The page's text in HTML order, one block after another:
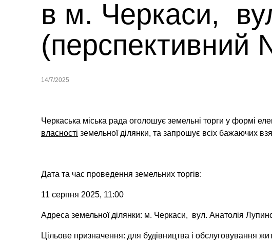
в м. Черкаси,
(перспективний
14/7/2025
Черкаська міська рада оголошує земельні торги у формі
власності земельної ділянки, та запрошує всіх бажаючих
Дата та час проведення земельних торгів:
11 серпня 2025, 11:00
Адреса земельної ділянки: м. Черкаси, вул. Анатолія
Цільове призначення: для будівництва і обслуговування